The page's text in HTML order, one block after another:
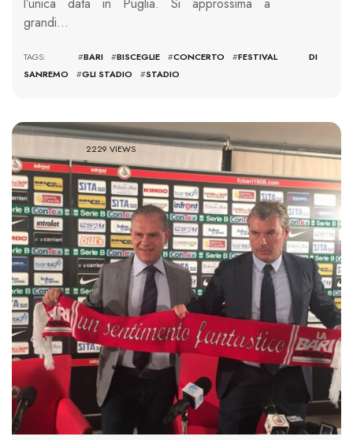
grandi…
TAGS: #BARI #BISCEGLIE #CONCERTO #FESTIVAL DI
SANREMO
#GLI STADIO #STADIO
2229 VIEWS